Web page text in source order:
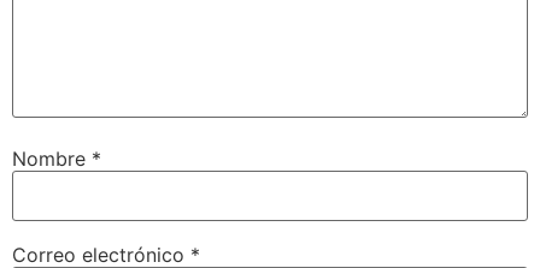
Nombre *
Correo electrónico *